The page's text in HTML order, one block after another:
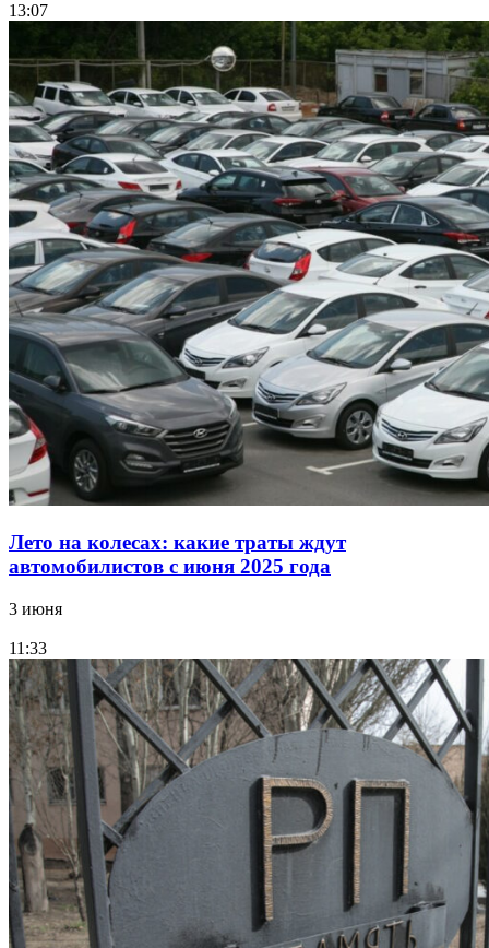
13:07
Лето на колесах: какие траты ждут
автомобилистов с июня 2025 года
3 июня
11:33